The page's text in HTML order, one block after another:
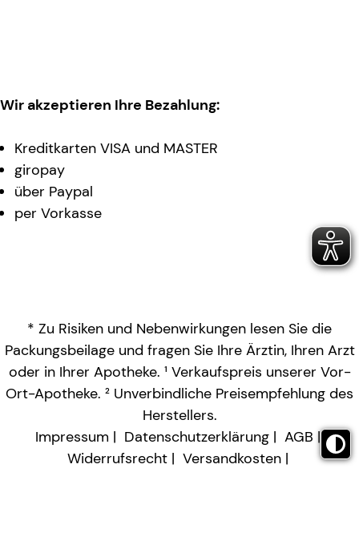
Wir akzeptieren Ihre Bezahlung:
Kreditkarten VISA und MASTER
giropay
über Paypal
per Vorkasse
* Zu Risiken und Nebenwirkungen lesen Sie die
Packungsbeilage und fragen Sie Ihre Ärztin, Ihren Arzt
oder in Ihrer Apotheke. ¹ Verkaufspreis unserer Vor-
Ort-Apotheke. ² Unverbindliche Preisempfehlung des
Herstellers.
Impressum
Datenschutzerklärung
AGB
Widerrufsrecht
Versandkosten